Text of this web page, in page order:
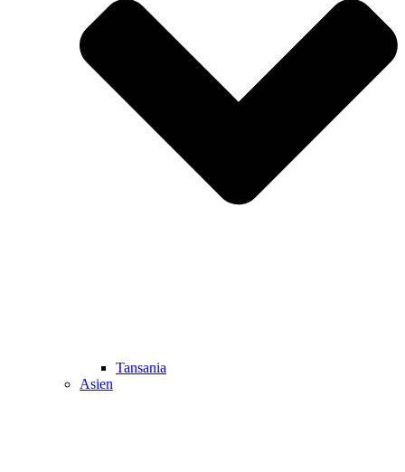
Tansania
Asien